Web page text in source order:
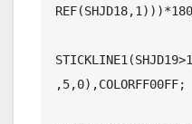
,5,0),COLORFF00FF;